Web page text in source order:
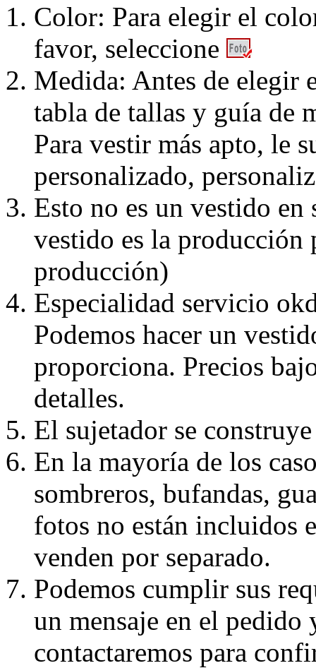
Color: Para elegir el
favor, seleccione
Medida: Antes de elegir
tabla de tallas y guía de
Para vestir más apto, le
personalizado,
Esto no es un vestido
vestido es la producción
producción)
Especialidad servicio
Podemos hacer un
proporciona. Precios
detalles.
El sujetador se
En la mayoría de los
sombreros, bufandas,
fotos no están incluidos
venden por separado.
Podemos cumplir sus
un mensaje en el pedido
contactaremos para